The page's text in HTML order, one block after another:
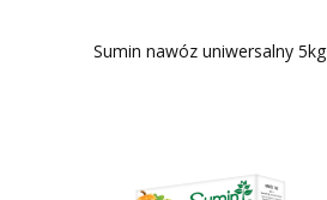
Sumin nawóz uniwersalny 5kg